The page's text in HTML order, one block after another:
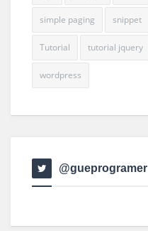
simple paging snippet
Tutorial tutorial jquery
wordpress
@gueprogramer